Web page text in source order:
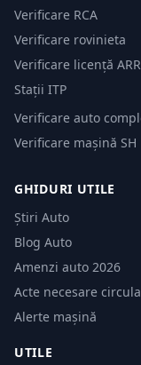
Verificare RCA
Verificare rovinieta
Verificare licență ARR
Stații ITP
Verificare auto
Verificare mașină SH
GHIDURI UTILE
Știri Auto
Blog Auto
Amenzi auto 2026
Acte necesare
Alerte mașină
UTILE